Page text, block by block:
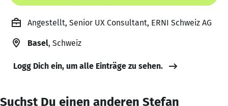
Angestellt, Senior UX Consultant, ERNI Schweiz AG
Basel, Schweiz
Logg Dich ein, um alle Einträge zu sehen.
Suchst Du einen anderen Stefan